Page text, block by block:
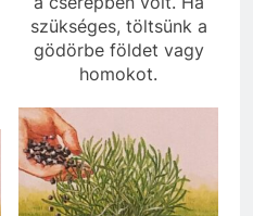
szükséges, töltsünk a
gödörbe földet vagy
homokot.